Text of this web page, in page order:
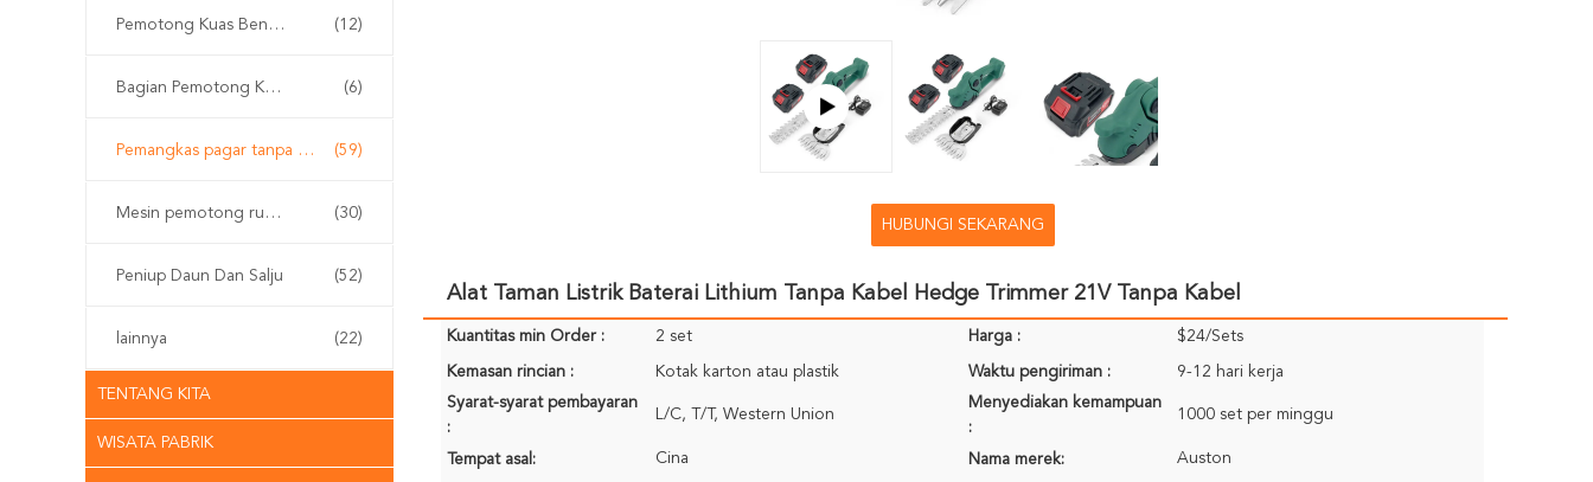
Pemotong Kuas Bensin (12)
Bagian Pemotong Kuas (6)
Pemangkas pagar tanpa kabel (59)
Mesin pemotong rumput (30)
Peniup Daun Dan Salju (52)
lainnya (22)
TENTANG KITA
WISATA PABRIK
HUBUNGI SEKARANG
Alat Taman Listrik Baterai Lithium Tanpa Kabel Hedge Trimmer 21V Tanpa Kabel
Kuantitas min Order : 2 set Harga : $24/Sets
Kemasan rincian : Kotak karton atau plastik Waktu pengiriman :
9-12 hari kerja
Syarat-syarat pembayaran
:
L/C, T/T, Western Union
Menyediakan kemampuan
:
1000 set per minggu
Tempat asal: Cina Nama merek: Auston